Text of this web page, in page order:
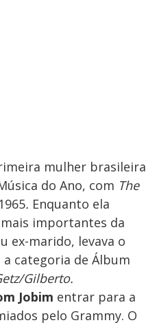
mulher brasileira
do Ano, com The
. Enquanto ela
importantes da
ex-marido, levava o
categoria de Álbum
Gilberto.
Jobim entrar para a
pelo Grammy. O